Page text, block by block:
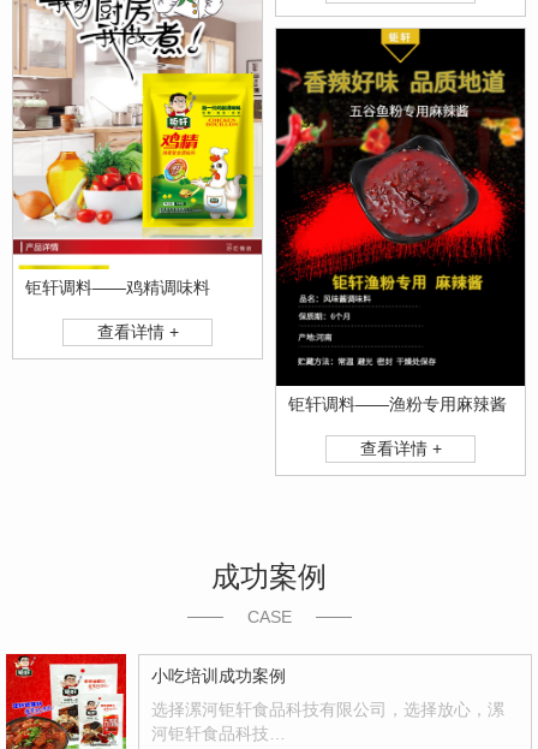
钜轩调料——鸡精调味料
查看详情 +
钜轩调料——渔粉专用麻辣酱
查看详情 +
成功案例
CASE
小吃培训成功案例
选择漯河钜轩食品科技有限公司，选择放心，漯
河钜轩食品科技…